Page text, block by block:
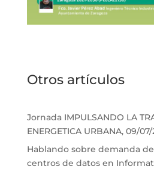
Otros artículos
Jornada IMPULSANDO LA
ENERGETICA URBANA, 09/
Hablando sobre demanda
centros de datos en